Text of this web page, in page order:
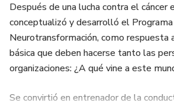
Después de una lucha contra el cáncer
conceptualizó y desarrolló el
Neurotransformación, como respuesta
básica que deben hacerse tanto las
organizaciones: ¿A qué vine a este
Se convirtió en entrenador de la